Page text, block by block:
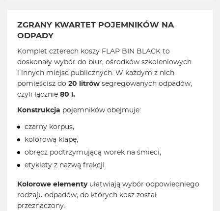
ZGRANY KWARTET POJEMNIKÓW NA
ODPADY
Komplet czterech koszy FLAP BIN BLACK to
doskonały wybór do biur, ośrodków szkoleniowych
i innych miejsc publicznych. W każdym z nich
pomieścisz do 20 litrów segregowanych odpadów,
czyli łącznie 80 l.
Konstrukcja pojemników obejmuje:
czarny korpus,
kolorową klapę,
obręcz podtrzymującą worek na śmieci,
etykiety z nazwą frakcji.
Kolorowe elementyułatwiają wybór odpowiedniego
rodzaju odpadów, do których kosz został
przeznaczony.